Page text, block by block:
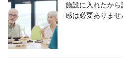
施設に入れたか
感は必要ありませ